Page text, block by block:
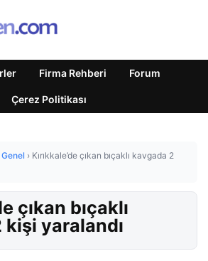
Firma Rehberi Forum
Çerez Politikası
Genel › Kırıkkale’de çıkan bıçaklı kavgada 2
çıkan bıçaklı
yaralandı